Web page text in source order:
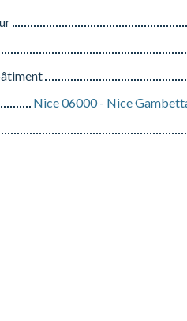
Nice 06000 - Nice